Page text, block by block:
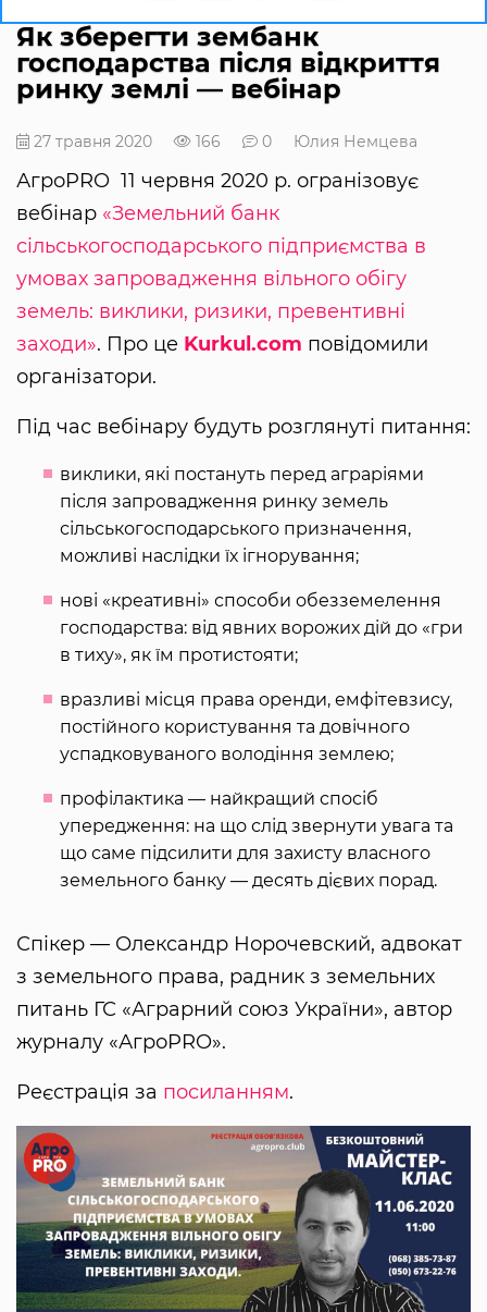
Як зберегти зембанк
господарства після відкриття
ринку землі — вебінар
27 травня 2020 166 0 Юлия Немцева
АгроPRO 11 червня 2020 р. огранізовує
вебінар «Земельний банк
сільськогосподарського підприємства в
умовах запровадження вільного обігу
земель: виклики, ризики, превентивні
заходи». Про це Kurkul.com повідомили
організатори.
Під час вебінару будуть розглянуті питання:
виклики, які постануть перед аграріями
після запровадження ринку земель
сільськогосподарського призначення,
можливі наслідки їх ігнорування;
нові «креативні» способи обезземелення
господарства: від явних ворожих дій до «гри
в тиху», як їм протистояти;
вразливі місця права оренди, емфітевзису,
постійного користування та довічного
успадковуваного володіння землею;
профілактика — найкращий спосіб
упередження: на що слід звернути увага та
що саме підсилити для захисту власного
земельного банку — десять дієвих порад.
Спікер — Олександр Норочевский, адвокат
з земельного права, радник з земельних
питань ГС «Аграрний союз України», автор
журналу «АгроPRO».
Реєстрація за посиланням.